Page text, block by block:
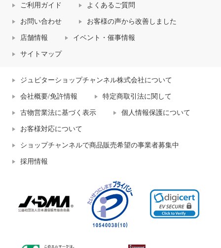
ご利用ガイド よくあるご質問
お問い合わせ お客様の声から改善しました
店舗情報 イベント・催事情報
サイトマップ
ジュピターショップチャンネル株式会社について
会社概要/免許情報 特定商取引法に関して
古物営業法に基づく表示 個人情報保護について
お客様対応について
ショップチャンネルで商品販売希望の事業者募集中
採用情報